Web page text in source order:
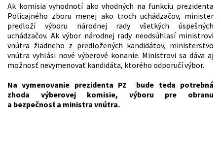
Ak komisia vyhodnotí ako vhodných na funkciu prezidenta
Policajného zboru menej ako troch uchádzačov, minister
predloží výboru národnej rady všetkých úspešných
uchádzačov. Ak výbor národnej rady neodsúhlasí ministrovi
vnútra žiadneho z predložených kandidátov, ministerstvo
vnútra vyhlási nové výberové konanie. Ministrovi sa dáva aj
možnosť nevymenovať kandidáta, ktorého odporučí výbor.
Na vymenovanie prezidenta PZ bude teda potrebná
zhoda výberovej komisie, výboru pre obranu
a bezpečnosť a ministra vnútra.